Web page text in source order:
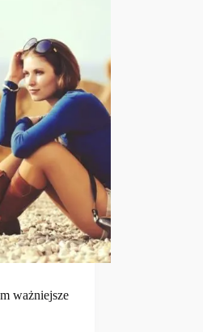
ważniejsze